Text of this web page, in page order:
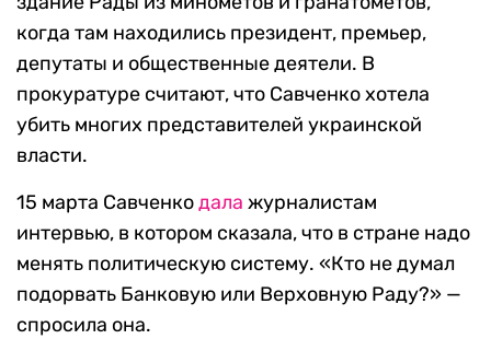
когда там находились президент, премьер,
депутаты и общественные деятели. В
прокуратуре считают, что Савченко хотела
убить многих представителей украинской
власти.
15 марта Савченкодала журналистам
интервью, в котором сказала, что в стране надо
менять политическую систему. «Кто не думал
подорвать Банковую или Верховную Раду?» —
спросила она.